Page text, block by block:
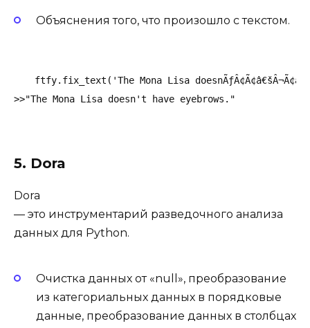
Объяснения того, что произошло с текстом.
ftfy.fix_text('The Mona Lisa
>>"The Mona Lisa doesn't have eyebrows."
5. Dora
Dora
— это инструментарий разведочного анализа
данных для Python.
Очистка данных от «null», преобразование
из категориальных данных в порядковые
данные, преобразование данных в столбцах